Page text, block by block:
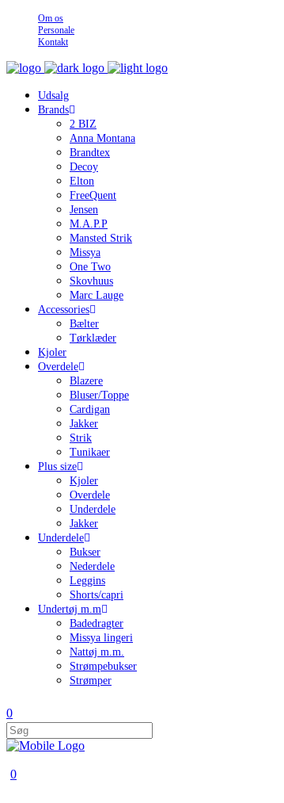
Om os
Personale
Kontakt
Udsalg
Brands
2 BIZ
Anna Montana
Brandtex
Decoy
Elton
FreeQuent
Jensen
M.A.P.P
Mansted Strik
Missya
One Two
Skovhuus
Marc Lauge
Accessories
Bælter
Tørklæder
Kjoler
Overdele
Blazere
Bluser/Toppe
Cardigan
Jakker
Strik
Tunikaer
Plus size
Kjoler
Overdele
Underdele
Jakker
Underdele
Bukser
Nederdele
Leggins
Shorts/capri
Undertøj m.m
Badedragter
Missya lingeri
Nattøj m.m.
Strømpebukser
Strømper
0
0